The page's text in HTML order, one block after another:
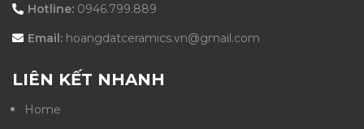
Hotline: 0946.799.889
Email: hoangdatceramics.vn@gmail.com
LIÊN KẾT NHANH
Home